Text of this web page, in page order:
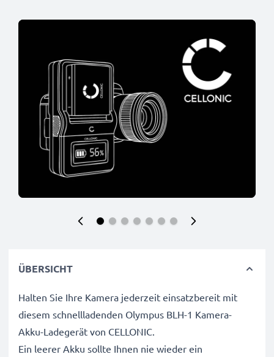
ÜBERSICHT
Halten Sie Ihre Kamera jederzeit einsatzbereit mit
diesem schnellladenden Olympus BLH-1 Kamera-
Akku-Ladegerät von CELLONIC.
Ein leerer Akku sollte Ihnen nie wieder ein